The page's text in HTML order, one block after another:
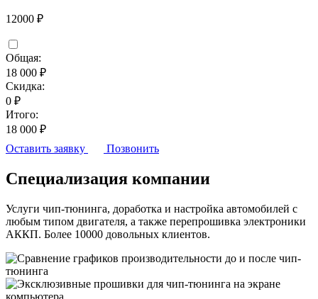
12000 ₽
Общая:
18 000 ₽
Скидка:
0 ₽
Итого:
18 000 ₽
Оставить заявку
Позвонить
Специализация компании
Услуги чип-тюнинга, доработка и настройка автомобилей с
любым типом двигателя, а также перепрошивка электроники
АККП. Более 10000 довольных клиентов.